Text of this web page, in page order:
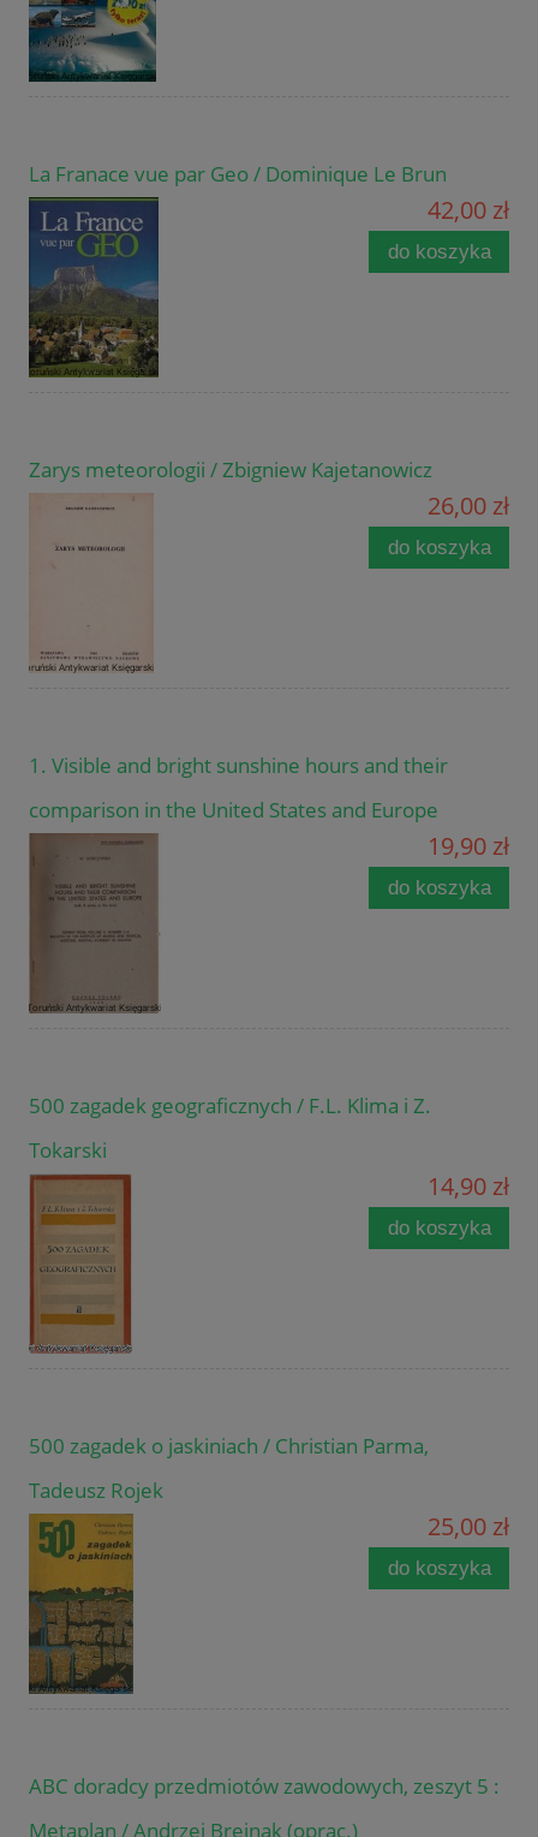
La Franace vue par Geo / Dominique Le Brun
42,00 zł
do koszyka
Zarys meteorologii / Zbigniew Kajetanowicz
26,00 zł
do koszyka
1. Visible and bright sunshine hours and their
comparison in the United States and Europe
19,90 zł
do koszyka
500 zagadek geograficznych / F.L. Klima i Z.
Tokarski
14,90 zł
do koszyka
500 zagadek o jaskiniach / Christian Parma,
Tadeusz Rojek
25,00 zł
do koszyka
ABC doradcy przedmiotów zawodowych, zeszyt 5 :
Metaplan / Andrzej Brejnak (oprac.)